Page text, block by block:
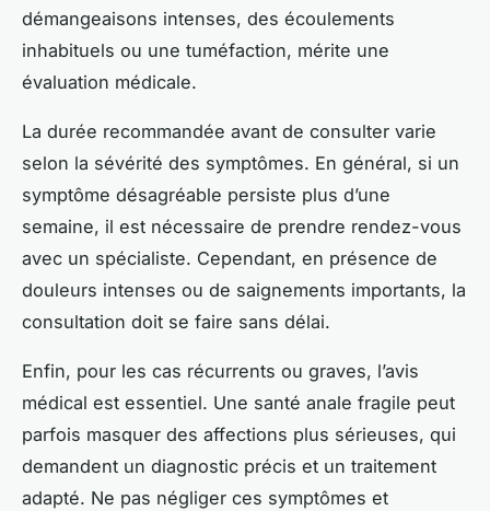
démangeaisons intenses, des écoulements
inhabituels ou une tuméfaction, mérite une
évaluation médicale.
La durée recommandée avant de consulter varie
selon la sévérité des symptômes. En général, si un
symptôme désagréable persiste plus d’une
semaine, il est nécessaire de prendre rendez-vous
avec un spécialiste. Cependant, en présence de
douleurs intenses ou de saignements importants, la
consultation doit se faire sans délai.
Enfin, pour les cas récurrents ou graves, l’avis
médical est essentiel. Une santé anale fragile peut
parfois masquer des affections plus sérieuses, qui
demandent un diagnostic précis et un traitement
adapté. Ne pas négliger ces symptômes et